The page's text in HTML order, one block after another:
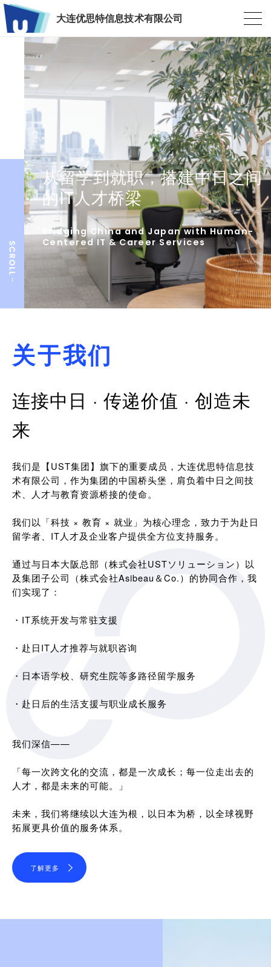
大连优思特信息技术有限公司
从留学到就职，搭建中日之间
的IT人才桥梁
Bridging China and Japan with Human-
Centered IT & Career Services
关于我们
连接中日 · 传递价值 · 创造未
来
我们是【UST集团】旗下的重要成员，大连优思特信息技
术有限公司，作为集团的中国桥头堡，肩负着中日之间技
术、人才与教育资源桥接的使命。
我们以「科技 × 教育 × 就业」为核心理念，致力于为赴日
留学者、IT人才及企业客户提供全方位支持服务。
通过与日本大阪总部（株式会社USTソリューション）以
及集团子公司（株式会社Asibeau＆Co.）的协同合作，我
们实现了：
・IT系统开发与常驻支援
・赴日IT人才推荐与就职咨询
・日本语学校、研究生院等多路径留学服务
・赴日后的生活支援与职业成长服务
我们深信——
「每一次跨文化的交流，都是一次成长；每一位走出去的
人才，都是未来的可能。」
未来，我们将继续以大连为根，以日本为桥，以全球视野
拓展更具价值的服务体系。
了解更多